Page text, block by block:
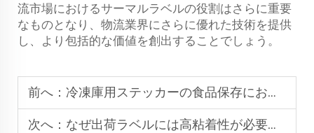
流市場におけるサーマルラベルの役割はさらに重要
なものとなり、物流業界にさらに優れた技術を提供
し、より包括的な価値を創出することでしょう。
前へ： 冷凍庫用ステッカーの食品保存における用途
次へ： なぜ出荷ラベルには高粘着性が必要なのか？